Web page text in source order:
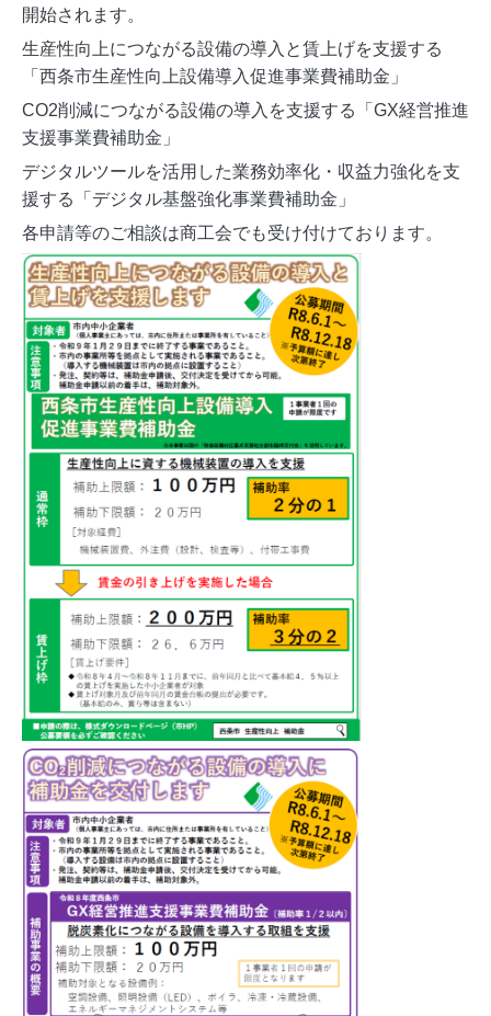
開始されます。
生産性向上につながる設備の導入と賃上げを支援する
「西条市生産性向上設備導入促進事業費補助金」
CO2削減につながる設備の導入を支援する「GX経営推進
支援事業費補助金」
デジタルツールを活用した業務効率化・収益力強化を支
援する「デジタル基盤強化事業費補助金」
各申請等のご相談は商工会でも受け付けております。